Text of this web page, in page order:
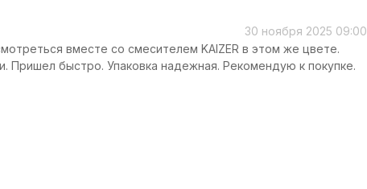
30 ноября 2025 09:00
вместе со смесителем KAIZER в этом же цвете.
Пришел быстро. Упаковка надежная. Рекомендую к покупке.